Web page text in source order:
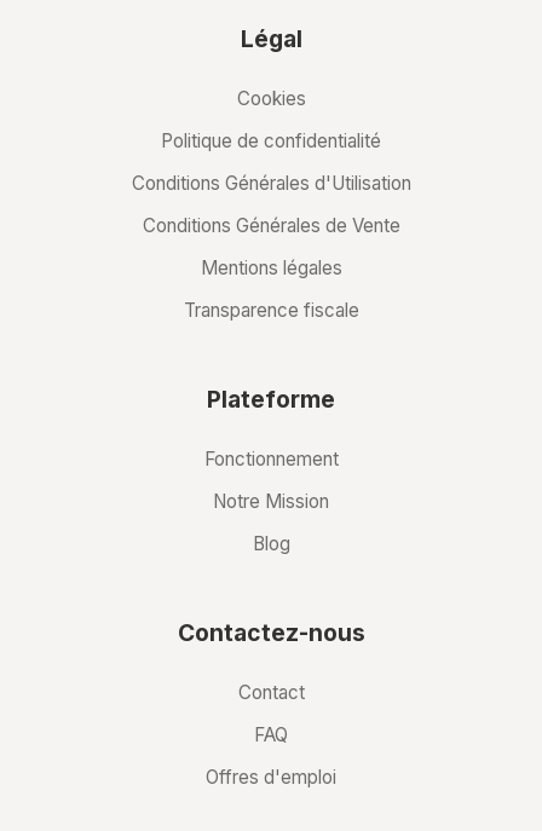
Légal
Cookies
Politique de confidentialité
Conditions Générales d'Utilisation
Conditions Générales de Vente
Mentions légales
Transparence fiscale
Plateforme
Fonctionnement
Notre Mission
Blog
Contactez-nous
Contact
FAQ
Offres d'emploi